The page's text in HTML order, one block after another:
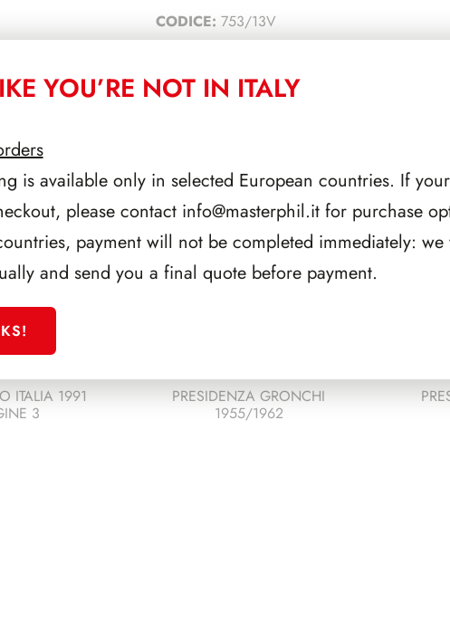
CODICE: 753/13V
CATEGORIA:TUTTI
CORRELATI
ITALIA 1991
3
PRESIDENZA GRONCHI
1955/1962
YOU’RE NOT IN ITALY
is available only in selected European countries. If
please contact info@masterphil.itfor purchase
payment will not be completed immediately:
and send you a final quote before payment.